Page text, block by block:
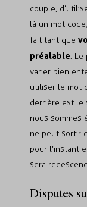
couple,
là un mot
fait tant que
préalable. Le
varier bien
utiliser le mot
derrière est le
nous sommes
ne peut sortir
pour l’instant
sera
Disputes